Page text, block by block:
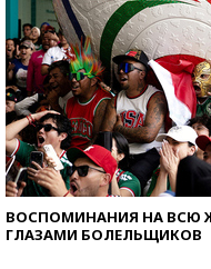
ВОСПОМИНАНИЯ НА ВСЮ
ГЛАЗАМИ БОЛЕЛЬЩИКОВ